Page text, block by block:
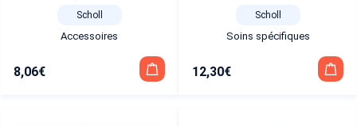
Scholl
Accessoires
8,06€
Scholl
Soins spécifiques
12,30€